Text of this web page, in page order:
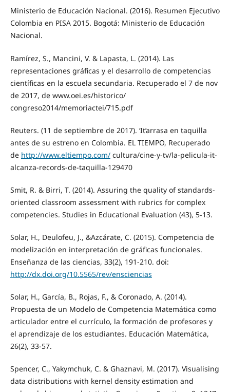
Ministerio de Educación Nacional. (2016). Resumen Ejecutivo
Colombia en PISA 2015. Bogotá: Ministerio de Educación
Nacional.
Ramírez, S., Mancini, V. & Lapasta, L. (2014). Las
representaciones gráficas y el desarrollo de competencias
científicas en la escuela secundaria. Recuperado el 7 de nov
de 2017, de www.oei.es/historico/
congreso2014/memoriactei/715.pdf
Reuters. (11 de septiembre de 2017). ‘It’arrasa en taquilla
antes de su estreno en Colombia. EL TIEMPO, Recuperado
de http://www.eltiempo.com/cultura/cine-y-tv/la-pelicula-it-
alcanza-records-de-taquilla-129470
Smit, R. & Birri, T. (2014). Assuring the quality of standards-
oriented classroom assessment with rubrics for complex
competencies. Studies in Educational Evaluation (43), 5-13.
Solar, H., Deulofeu, J., &Azcárate, C. (2015). Competencia de
modelización en interpretación de gráficas funcionales.
Enseñanza de las ciencias, 33(2), 191-210. doi:
http://dx.doi.org/10.5565/rev/ensciencias
Solar, H., García, B., Rojas, F., & Coronado, A. (2014).
Propuesta de un Modelo de Competencia Matemática como
articulador entre el currículo, la formación de profesores y
el aprendizaje de los estudiantes. Educación Matemática,
26(2), 33-57.
Spencer, C., Yakymchuk, C. & Ghaznavi, M. (2017). Visualising
data distributions with kernel density estimation and